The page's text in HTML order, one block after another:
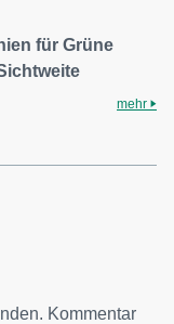
für Grüne
mehr
Kommentar